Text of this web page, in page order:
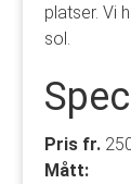
platser. Vi
sol.
Pris fr.
Mått: